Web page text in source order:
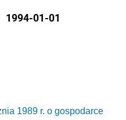
1994-01-01
1989 r. o gospodarce